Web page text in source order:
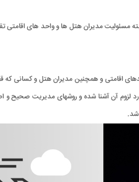
مسئولیت مدیران هتل ها و واحد های اقامتی
اقامتی و همچنین مدیران هتل و کسانی که
لزوم آن آشنا شده و روشهای مدیریت صحیح و
شد.